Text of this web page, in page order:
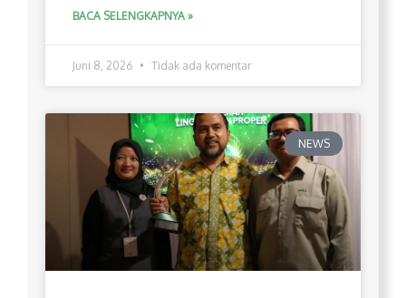
BACA SELENGKAPNYA »
Juni 8, 2026 Tidak ada komentar
NEWS